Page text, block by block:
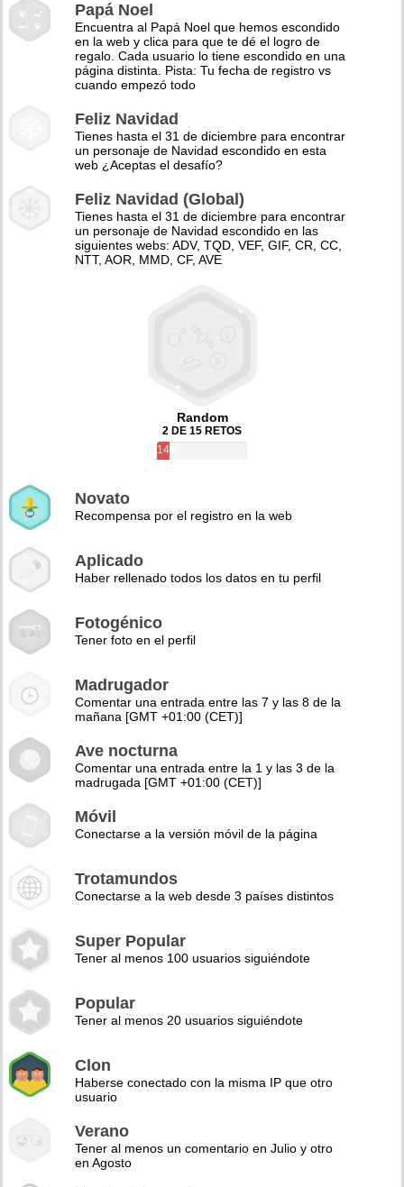
Papá Noel
Encuentra al Papá Noel que hemos escondido
en la web y clica para que te dé el logro de
regalo. Cada usuario lo tiene escondido en una
página distinta. Pista: Tu fecha de registro vs
cuando empezó todo
Feliz Navidad
Tienes hasta el 31 de diciembre para encontrar
un personaje de Navidad escondido en esta
web ¿Aceptas el desafío?
Feliz Navidad (Global)
Tienes hasta el 31 de diciembre para encontrar
un personaje de Navidad escondido en las
siguientes webs: ADV, TQD, VEF, GIF, CR, CC,
NTT, AOR, MMD, CF, AVE
Random
2 DE 15 RETOS
14%
Novato
Recompensa por el registro en la web
Aplicado
Haber rellenado todos los datos en tu perfil
Fotogénico
Tener foto en el perfil
Madrugador
Comentar una entrada entre las 7 y las 8 de la
mañana [GMT +01:00 (CET)]
Ave nocturna
Comentar una entrada entre la 1 y las 3 de la
madrugada [GMT +01:00 (CET)]
Móvil
Conectarse a la versión móvil de la página
Trotamundos
Conectarse a la web desde 3 países distintos
Super Popular
Tener al menos 100 usuarios siguiéndote
Popular
Tener al menos 20 usuarios siguiéndote
Clon
Haberse conectado con la misma IP que otro
usuario
Verano
Tener al menos un comentario en Julio y otro
en Agosto